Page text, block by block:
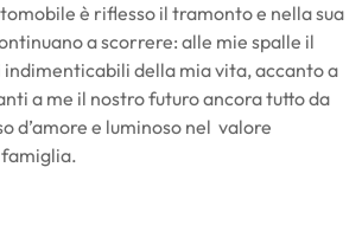
è riflesso il tramonto e nella sua
a scorrere: alle mie spalle il
della mia vita, accanto a
a me il nostro futuro ancora tutto da
d’amore e luminoso nel valore